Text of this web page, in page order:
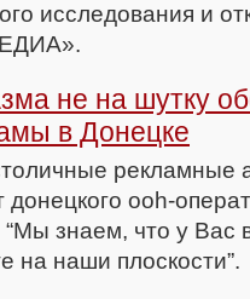
исследования и
не на шутку
в Донецке
рекламные
донецкого ooh-
“Мы знаем, что у
на наши плоскости”.